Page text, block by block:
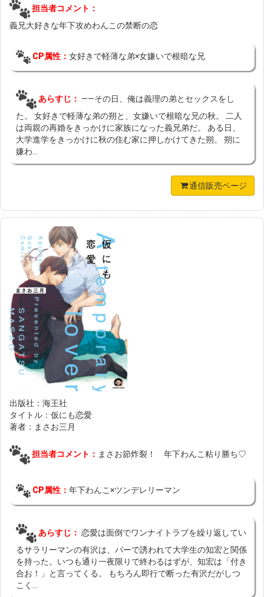
担当者コメント：
義兄大好きな年下攻めわんこの禁断の恋
CP属性： 女好きで軽薄な弟×女嫌いで根暗な兄
あらすじ： ――その日、俺は義理の弟とセックスをし
た。 女好きで軽薄な弟の朔と、女嫌いで根暗な兄の秋。 二人
は両親の再婚をきっかけに家族になった義兄弟だ。 ある日、
大学進学をきっかけに秋の住む家に押しかけてきた朔。 朔に
嫌わ...
通信販売ページ
出版社：海王社
タイトル：仮にも恋愛
著者：まさお三月
担当者コメント： まさお節炸裂！ 年下わんこ粘り勝ち♡
CP属性： 年下わんこ×ツンデレリーマン
あらすじ： 恋愛は面倒でワンナイトラブを繰り返してい
るサラリーマンの有沢は、バーで誘われて大学生の知宏と関係
を持った。いつも通り一夜限りで終わるはずが、知宏は「付き
合お！」と言ってくる。 もちろん即行で断った有沢だがしつ
こく...